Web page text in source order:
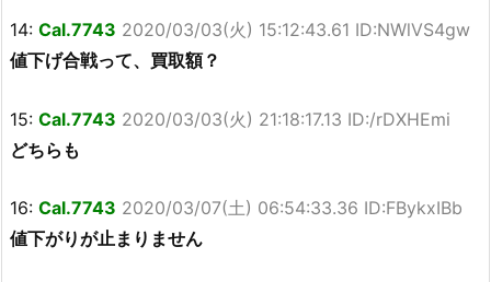
14: Cal.7743 2020/03/03(火) 15:12:43.61 ID:NWlVS4gw
値下げ合戦って、買取額？
15: Cal.7743 2020/03/03(火) 21:18:17.13 ID:/rDXHEmi
どちらも
16: Cal.7743 2020/03/07(土) 06:54:33.36 ID:FBykxIBb
値下がりが止まりません